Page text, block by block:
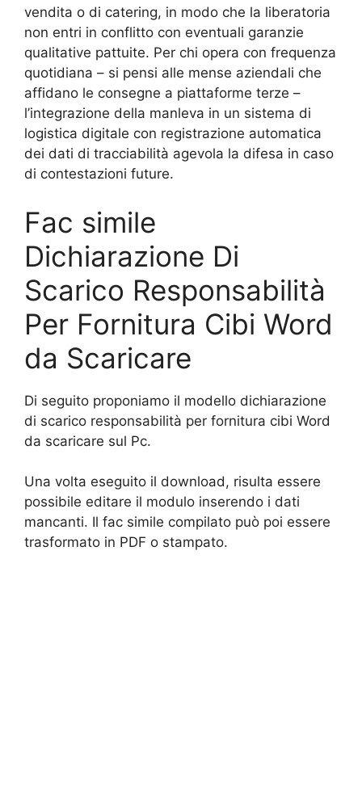
vendita o di catering, in modo che la liberatoria
non entri in conflitto con eventuali garanzie
qualitative pattuite. Per chi opera con frequenza
quotidiana – si pensi alle mense aziendali che
affidano le consegne a piattaforme terze –
l’integrazione della manleva in un sistema di
logistica digitale con registrazione automatica
dei dati di tracciabilità agevola la difesa in caso
di contestazioni future.
Fac simile
Dichiarazione Di
Scarico Responsabilità
Per Fornitura Cibi Word
da Scaricare
Di seguito proponiamo il modello dichiarazione
di scarico responsabilità per fornitura cibi Word
da scaricare sul Pc.
Una volta eseguito il download, risulta essere
possibile editare il modulo inserendo i dati
mancanti. Il fac simile compilato può poi essere
trasformato in PDF o stampato.